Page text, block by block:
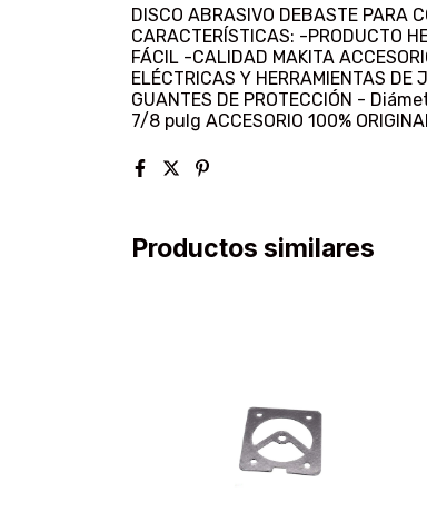
DISCO ABRASIVO DEBASTE PARA
CARACTERÍSTICAS: -PRODUCTO
FÁCIL -CALIDAD MAKITA
ELÉCTRICAS Y HERRAMIENTAS DE
GUANTES DE PROTECCIÓN -
7/8 pulg ACCESORIO 100%
Productos similares